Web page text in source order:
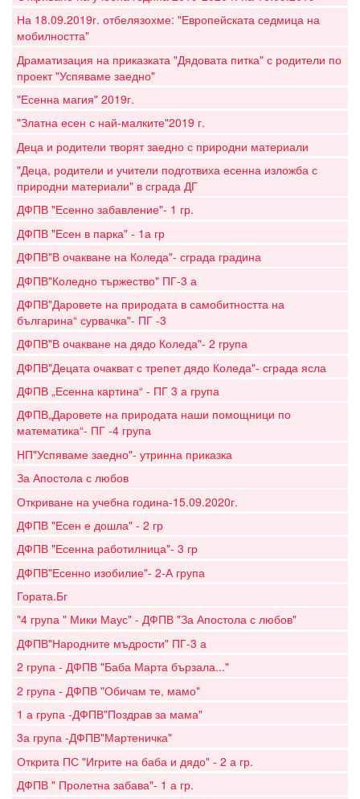
На 18.09.2019г. отбелязохме: "Европейската седмица на
мобилността"
Драматизация на приказката "Дядовата питка" с родители по
проект "Успяваме заедно"
"Есенна магия" 2019г.
"Златна есен с най-малките"2019 г.
Деца и родители творят заедно с природни материали
"Деца, родители и учители подготвиха есенна изложба с
природни материали" в сграда ДГ
ДФПВ "Есенно забавление"- 1 гр.
ДФПВ "Есен в парка" - 1а гр
ДФПВ"В очакване на Коледа"- сграда градина
ДФПВ"Коледно тържество" ПГ-3 а
ДФПВ"Даровете на природата в самобитността на
българина“ сурвачка"- ПГ -3
ДФПВ"В очакване на дядо Коледа"- 2 група
ДФПВ"Децата очакват с трепет дядо Коледа"- сграда ясла
ДФПВ „Есенна картина“ - ПГ 3 а група
ДФПВ„Даровете на природата наши помощници по
математика“- ПГ -4 група
НП"Успяваме заедно"- утринна приказка
За Апостола с любов
Откриване на учебна година-15.09.2020г.
ДФПВ "Есен е дошла" - 2 гр
ДФПВ "Есенна работилница"- 3 гр
ДФПВ"Есенно изобилие"- 2-А група
Гората.Бг
"4 група " Мики Маус" - ДФПВ "За Апостола с любов"
ДФПВ"Народните мъдрости" ПГ-3 а
2 група - ДФПВ "Баба Марта бързала..."
2 група - ДФПВ "Обичам те, мамо"
1 а група -ДФПВ"Поздрав за мама"
3а група -ДФПВ"Мартеничка"
Открита ПС "Игрите на баба и дядо" - 2 а гр.
ДФПВ " Пролетна забава"- 1 а гр.